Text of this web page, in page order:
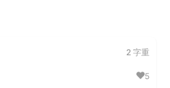
2 字重
5